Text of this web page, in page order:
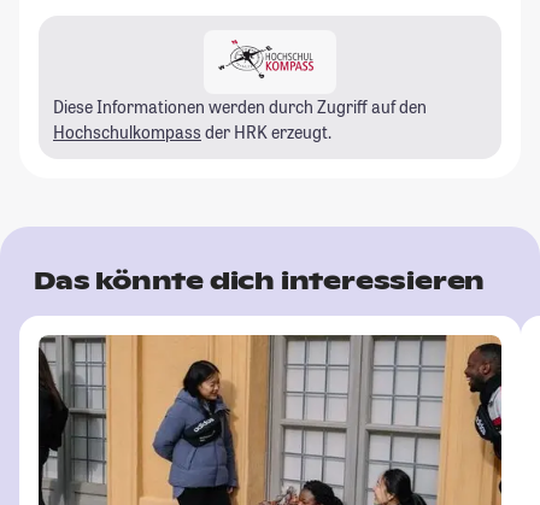
Diese Informationen werden durch Zugriff auf den
Hochschulkompass der HRK erzeugt.
Das könnte dich interessieren